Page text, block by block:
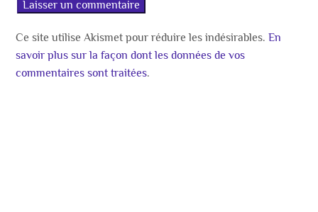
Ce site utilise Akismet pour réduire les indésirables.En
savoir plus sur la façon dont les données de vos
commentaires sont traitées.